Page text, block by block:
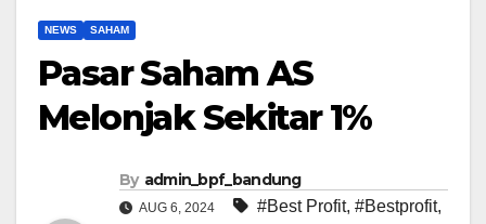
NEWS SAHAM
Pasar Saham AS
Melonjak Sekitar 1%
By admin_bpf_bandung
AUG 6, 2024 #Best Profit, #Bestprofit,